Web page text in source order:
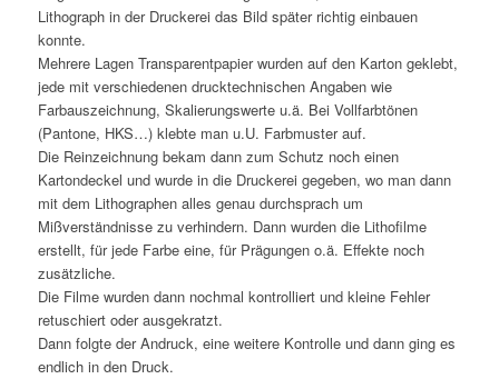
Lithograph in der Druckerei das Bild später richtig einbauen
konnte.
Mehrere Lagen Transparentpapier wurden auf den Karton geklebt,
jede mit verschiedenen drucktechnischen Angaben wie
Farbauszeichnung, Skalierungswerte u.ä. Bei Vollfarbtönen
(Pantone, HKS…) klebte man u.U. Farbmuster auf.
Die Reinzeichnung bekam dann zum Schutz noch einen
Kartondeckel und wurde in die Druckerei gegeben, wo man dann
mit dem Lithographen alles genau durchsprach um
Mißverständnisse zu verhindern. Dann wurden die Lithofilme
erstellt, für jede Farbe eine, für Prägungen o.ä. Effekte noch
zusätzliche.
Die Filme wurden dann nochmal kontrolliert und kleine Fehler
retuschiert oder ausgekratzt.
Dann folgte der Andruck, eine weitere Kontrolle und dann ging es
endlich in den Druck.